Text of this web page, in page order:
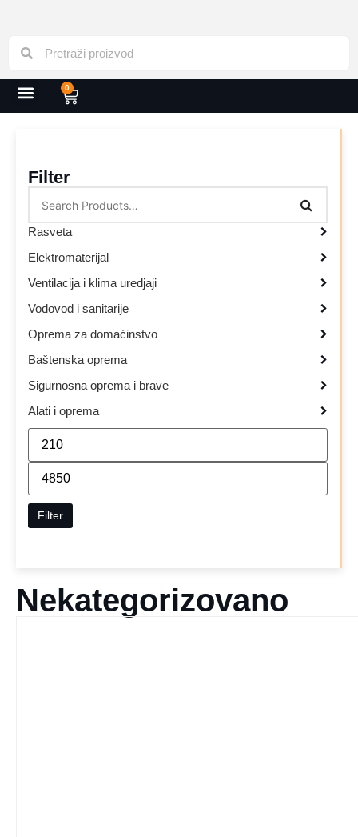
0
Filter
Rasveta
Elektromaterijal
Ventilacija i klima uredjaji
Vodovod i sanitarije
Oprema za domaćinstvo
Baštenska oprema
Sigurnosna oprema i brave
Alati i oprema
Filter
Nekategorizovano